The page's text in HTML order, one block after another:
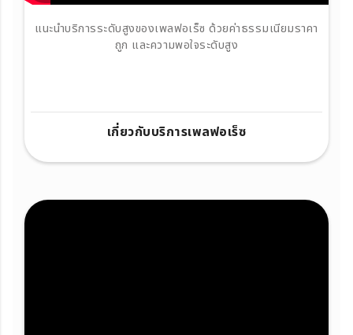
แนะนำบริการระดับสูงของเพลฟอเร็ซ ด้วยค่าธรรมเนียมราคา
ถูก และความพอใจระดับสูง
เกี่ยวกับบริการเพลฟอเร็ซ